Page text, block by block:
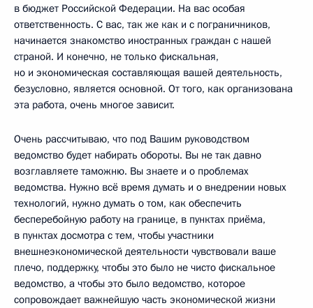
в бюджет Российской Федерации. На вас особая
ответственность. С вас, так же как и с пограничников,
начинается знакомство иностранных граждан с нашей
страной. И конечно, не только фискальная,
но и экономическая составляющая вашей деятельность,
безусловно, является основной. От того, как организована
эта работа, очень многое зависит.
Очень рассчитываю, что под Вашим руководством
ведомство будет набирать обороты. Вы не так давно
возглавляете таможню. Вы знаете и о проблемах
ведомства. Нужно всё время думать и о внедрении новых
технологий, нужно думать о том, как обеспечить
бесперебойную работу на границе, в пунктах приёма,
в пунктах досмотра с тем, чтобы участники
внешнеэкономической деятельности чувствовали ваше
плечо, поддержку, чтобы это было не чисто фискальное
ведомство, а чтобы это было ведомство, которое
сопровождает важнейшую часть экономической жизни